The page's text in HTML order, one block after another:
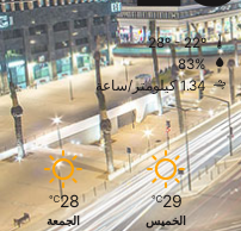
28º - 22º
83%
1.34 كيلومتر/ساعة
29
℃
الخميس
28
℃
الجمعة